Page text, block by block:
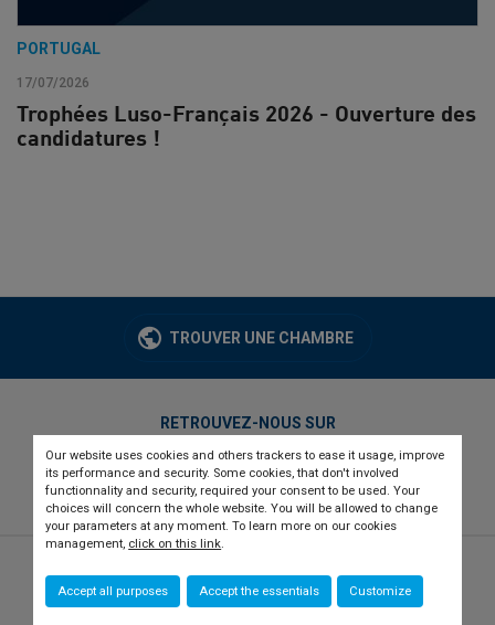
Our website uses cookies and others trackers to ease it usage, improve
its performance and security. Some cookies, that don't involved
functionnality and security, required your consent to be used. Your
choices will concern the whole website. You will be allowed to change
your parameters at any moment. To learn more on our cookies
management, click on this link.
Accept all purposes Accept the essentials Customize
PORTUGAL
17/07/2026
Trophées Luso-Français 2026 - Ouverture des
candidatures !
TROUVER UNE CHAMBRE
RETROUVEZ-NOUS SUR
twitterlinkedinyoutube
Qui sommes-nous ?
Recrutement Presse Contact